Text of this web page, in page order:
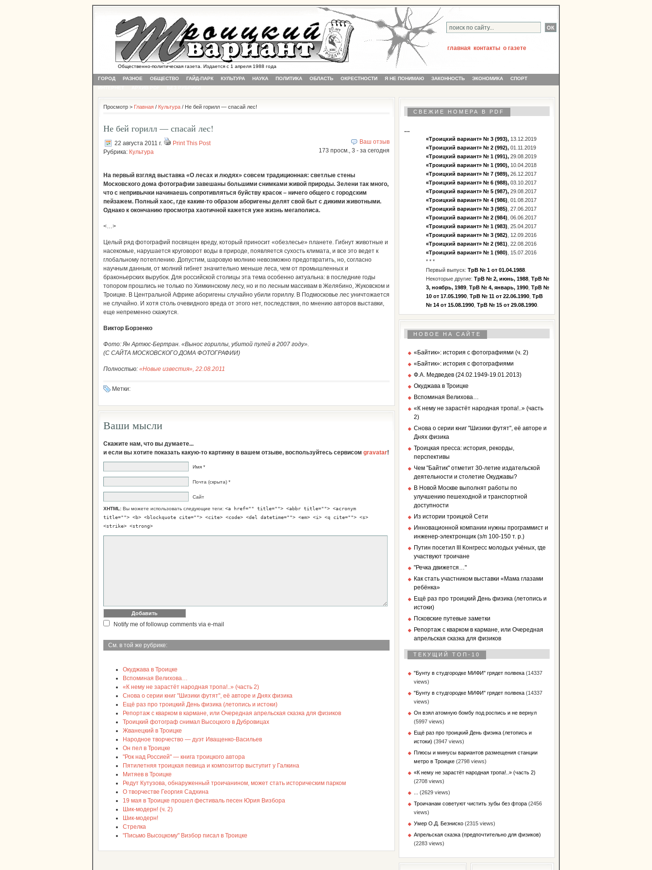
Общественно-политическая газета. Издается с 1 апреля 1988 года
главная контакты о газете
ГОРОД РАЗНОЕ ОБЩЕСТВО ГАЙД-ПАРК КУЛЬТУРА НАУКА ПОЛИТИКА ОБЛАСТЬ ОКРЕСТНОСТИ Я НЕ ПОНИМАЮ ЗАКОННОСТЬ ЭКОНОМИКА
СПОРТ
Просмотр > Главная / Культура / Не бей горилл — спасай лес!
Не бей горилл — спасай лес!
22 августа 2011 г.
Print This Post
Рубрика: Культура
Ваш отзыв
173 просм., 3 - за сегодня
На первый взгляд выставка «О лесах и людях» совсем традиционная: светлые стены
Московского дома фотографии завешаны большими снимками живой природы. Зелени так много,
что с непривычки начинаешь сопротивляться буйству красок – ничего общего с городским
пейзажем. Полный хаос, где каким-то образом аборигены делят свой быт с дикими животными.
Однако к окончанию просмотра хаотичной кажется уже жизнь мегаполиса.
<…>
Целый ряд фотографий посвящен вреду, который приносит «обезлесье» планете. Гибнут животные и
насекомые, нарушается круговорот воды в природе, появляется сухость климата, и все это ведет к
глобальному потеплению. Допустим, шаровую молнию невозможно предотвратить, но, согласно
научным данным, от молний гибнет значительно меньше леса, чем от промышленных и
браконьерских вырубок. Для российской столицы эта тема особенно актуальна: в последние годы
топором прошлись не только по Химкинскому лесу, но и по лесным массивам в Желябино, Жуковском и
Троицке. В Центральной Африке аборигены случайно убили гориллу. В Подмосковье лес уничтожается
не случайно. И хотя столь очевидного вреда от этого нет, последствия, по мнению авторов выставки,
еще непременно скажутся.
Виктор Борзенко
Фото: Ян Артюс-Бертран. «Вынос гориллы, убитой пулей в 2007 году».
(С САЙТА МОСКОВСКОГО ДОМА ФОТОГРАФИИ)
Полностью: «Новые известия», 22.08.2011
Метки:
Ваши мысли
Скажите нам, что вы думаете...
и если вы хотите показать какую-то картинку в вашем отзыве, воспользуйтесь сервисом gravatar!
Имя *
Почта (скрыта) *
Сайт
XHTML: Вы можете использовать следующие теги: <a href="" title=""> <abbr title=""> <acronym
title=""> <b> <blockquote cite=""> <cite> <code> <del datetime=""> <em> <i> <q cite=""> <s>
<strike> <strong>
Notify me of followup comments via e-mail
См. в той же рубрике:
Окуджава в Троицке
Вспоминая Велихова…
«К нему не зарастёт народная тропа!..» (часть 2)
Снова о серии книг "Шизики футят", её авторе и Днях физика
Ещё раз про троицкий День физика (летопись и истоки)
Репортаж с кварком в кармане, или Очередная апрельская сказка для физиков
Троицкий фотограф снимал Высоцкого в Дубровицах
Жванецкий в Троицке
Народное творчество — дуэт Иващенко-Васильев
Он пел в Троицке
"Рок над Россией" — книга троицкого автора
Пятилетняя троицкая певица и композитор выступит у Галкина
Митяев в Троицке
Редут Кутузова, обнаруженный троичанином, может стать историческим парком
О творчестве Георгия Садхина
19 мая в Троицке прошел фестиваль песен Юрия Визбора
Шик-модерн! (ч. 2)
Шик-модерн!
Стрелка
"Письмо Высоцкому" Визбор писал в Троицке
СВЕЖИЕ НОМЕРА В PDF
…
«Троицкий вариант» № 3 (993), 13.12.2019
«Троицкий вариант» № 2 (992), 01.11.2019
«Троицкий вариант» № 1 (991), 29.08.2019
«Троицкий вариант» № 1 (990), 10.04.2018
«Троицкий вариант» № 7 (989), 26.12.2017
«Троицкий вариант» № 6 (988), 03.10.2017
«Троицкий вариант» № 5 (987), 29.08.2017
«Троицкий вариант» № 4 (986) , 01.08.2017
«Троицкий вариант» № 3 (985) , 27.06.2017
«Троицкий вариант» № 2 (984) , 06.06.2017
«Троицкий вариант» № 1 (983) , 25.04.2017
«Троицкий вариант» № 3 (982) , 12.09.2016
«Троицкий вариант» № 2 (981) , 22.08.2016
«Троицкий вариант» № 1 (980) , 15.07.2016
* * *
Первый выпуск: ТрВ № 1 от 01.04.1988
Некоторые другие: ТрВ № 2, июнь, 1988 ТрВ №
3, ноябрь, 1989 ТрВ № 4, январь, 1990 ТрВ №
10 от 17.05.1990 ТрВ № 11 от 22.06.1990 ТрВ
№ 14 от 15.08.1990 ТрВ № 15 от 29.08.1990
НОВОЕ НА САЙТЕ
«Байтик»: история с фотографиями (ч. 2)
«Байтик»: история с фотографиями
Ф.А. Медведев (24.02.1949-19.01.2013)
Окуджава в Троицке
Вспоминая Велихова…
«К нему не зарастёт народная тропа!..» (часть
2)
Снова о серии книг "Шизики футят", её авторе и
Днях физика
Троицкая пресса: история, рекорды,
перспективы
Чем "Байтик" отметит 30-летие издательской
деятельности и столетие Окуджавы?
В Новой Москве выполнят работы по
улучшению пешеходной и транспортной
доступности
Из истории троицкой Сети
Инновационной компании нужны программист и
инженер-электронщик (з/п 100-150 т. р.)
Путин посетил III Конгресс молодых учёных, где
участвуют троичане
"Речка движется…"
Как стать участником выставки «Мама глазами
ребёнка»
Ещё раз про троицкий День физика (летопись и
истоки)
Псковские путевые заметки
Репортаж с кварком в кармане, или Очередная
апрельская сказка для физиков
ТЕКУЩИЙ ТОП-10
"Бунту в студгородке МИФИ" грядет полвека (14337
views)
"Бунту в студгородке МИФИ" грядет полвека (14337
views)
Он взял атомную бомбу под роспись и не вернул
(5997 views)
Ещё раз про троицкий День физика (летопись и
истоки) (3947 views)
Плюсы и минусы вариантов размещения станции
метро в Троицке (2798 views)
«К нему не зарастёт народная тропа!..» (часть 2)
(2708 views)
(2629 views)
Троичанам советуют чистить зубы без фтора (2456
views)
Умер О.Д. Безниско (2315 views)
Апрельская сказка (предпочтительно для физиков)
(2283 views)